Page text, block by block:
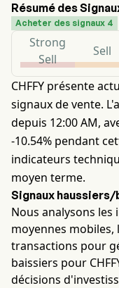
Résumé des
Acheter des signaux 4
Strong
Sell
Sell
CHFFY présente
signaux de vente.
depuis 12:00 AM,
-10.54% pendant
indicateurs
moyen terme.
Signaux haussiers/
Nous analysons les
moyennes mobiles,
transactions pour
baissiers pour
décisions